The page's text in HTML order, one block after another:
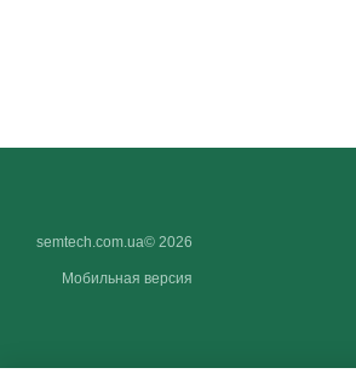
semtech.com.ua© 2026
Мобильная версия